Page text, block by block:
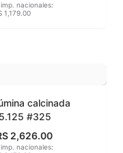
imp. nacionales:
1,179.00
calcinada
#325
2,626.00
imp. nacionales: